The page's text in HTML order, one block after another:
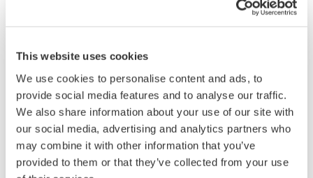
This website uses cookies
We use cookies to personalise content and ads, to
provide social media features and to analyse our traffic.
We also share information about your use of our site with
our social media, advertising and analytics partners who
may combine it with other information that you’ve
provided to them or that they’ve collected from your use
beschermen. In vergelijking met conventionele
energiebronnen zijn er echter bepaalde
uitdagingen die een snelle invoering ervan in de
weg staan, zoals hogere productiekosten en
een grotere instabiliteit van de stroomtoevoer